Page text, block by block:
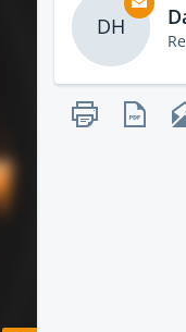
DH